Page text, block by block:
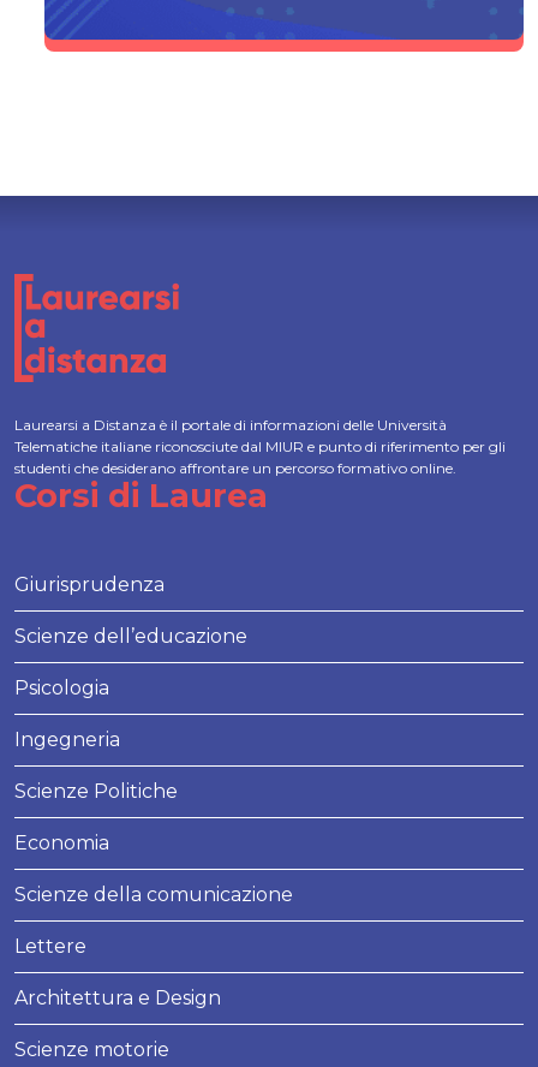
Laurearsi a Distanza è il portale di informazioni delle Università
Telematiche italiane riconosciute dal MIUR e punto di riferimento per gli
studenti che desiderano affrontare un percorso formativo online.
Corsi di Laurea
Giurisprudenza
Scienze dell’educazione
Psicologia
Ingegneria
Scienze Politiche
Economia
Scienze della comunicazione
Lettere
Architettura e Design
Scienze motorie